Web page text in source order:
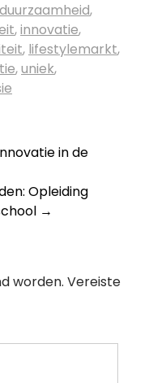
duurzaamheid,
,innovatie,
, lifestylemarkt,
,uniek,
in de
Opleiding
→
worden. Vereiste